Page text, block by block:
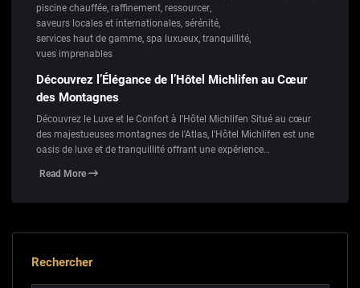
piscine chauffée, raffinement, ressourcer,
saveurs locales et internationales, sérénité,
services haut de gamme, spa luxueux, tranquillité,
vues imprenables
Découvrez l’Élégance de l’Hôtel Michlifen au Cœur
des Montagnes
Découvrez le Luxe et le Confort à l'Hôtel Michlifen Situé au cœur
des majestueuses montagnes de l'Atlas, l'Hôtel Michlifen est une
oasis de luxe et de tranquillité offrant une expérience…
Read More
Rechercher